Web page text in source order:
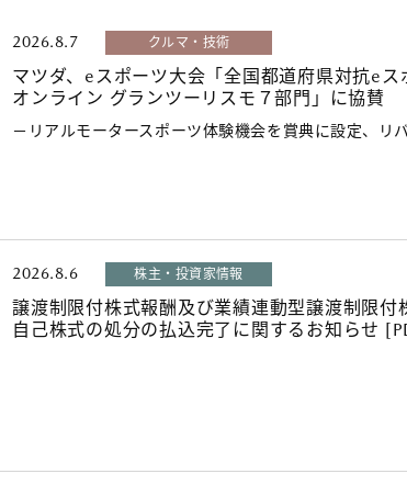
2026.8.7 クルマ・技術
マツダ、eスポーツ大会「全国都道府県対抗e
オンライン グランツーリスモ７部門」に協賛
－リアルモータースポーツ体験機会を賞典に設定、リ
2026.8.6 株主・投資家情報
譲渡制限付株式報酬及び業績連動型譲渡制限付
自己株式の処分の払込完了に関するお知らせ